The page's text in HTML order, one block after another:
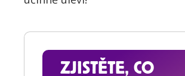
ZJISTĚTE, CO